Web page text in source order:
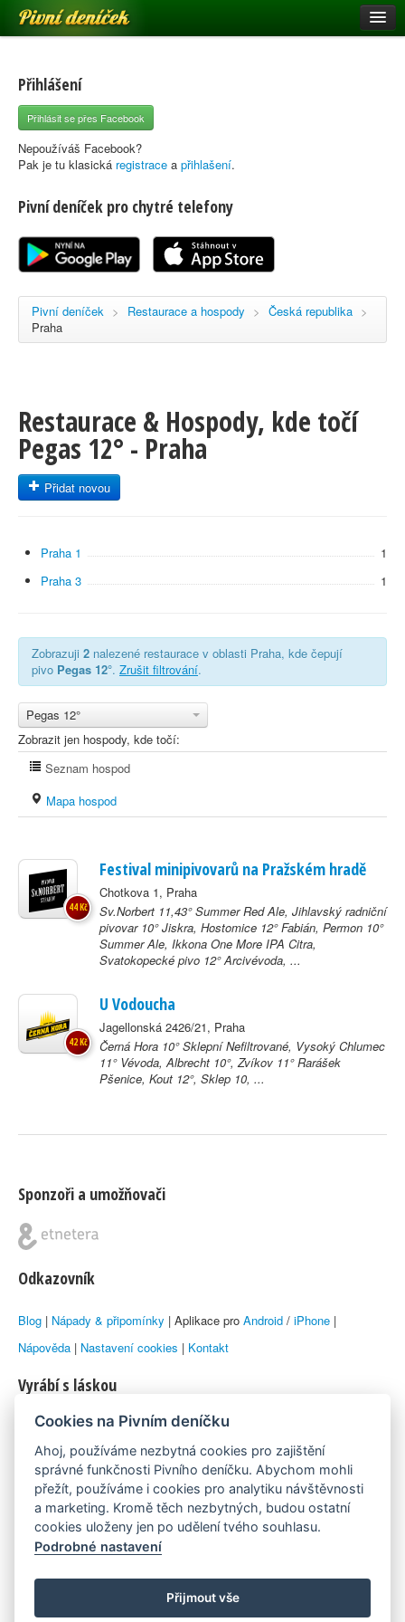
Pivní deníček
Pivní mapa
Pivní značky
Nápověda
Registrace
Přihlášení
Přihlásit se přes Facebook
Nepoužíváš Facebook?
Pak je tu klasická registrace a přihlašení.
Pivní deníček pro chytré telefony
Pivní deníček > Restaurace a hospody > Česká republika >
Praha
Restaurace & Hospody, kde točí
Pegas 12° - Praha
Přidat novou
Praha 1
1
Praha 3
1
Zobrazuji 2 nalezené restaurace v oblasti Praha, kde čepují
pivo Pegas 12°. Zrušit filtrování.
Pegas 12°
Zobrazit jen hospody, kde točí:
Seznam hospod
Mapa hospod
Festival minipivovarů na Pražském hradě
Chotkova 1, Praha
Sv.Norbert 11,43° Summer Red Ale, Jihlavský radniční
pivovar 10° Jiskra, Hostomice 12° Fabián, Permon 10°
Summer Ale, Ikkona One More IPA Citra,
Svatokopecké pivo 12° Arcivévoda, ...
44 Kč
U Vodoucha
Jagellonská 2426/21, Praha
Černá Hora 10° Sklepní Nefiltrované, Vysoký Chlumec
11° Vévoda, Albrecht 10°, Zvíkov 11° Rarášek
Pšenice, Kout 12°, Sklep 10, ...
42 Kč
Sponzoři a umožňovači
Odkazovník
Blog | Nápady & připomínky | Aplikace pro Android / iPhone |
Nápověda | Nastavení cookies | Kontakt
Vyrábí s láskou
© 2010–2026 byLukáš Zemanaka Emka
Máme rádi
Pivní.info
Poznámka pod čarou
Pivní deníček je nezávislý zdroj, který není spjat s žádným
Cookies na Pivním deníčku
Ahoj, používáme nezbytná cookies pro zajištění
správné funkčnosti Pivního deníčku. Abychom mohli
přežít, používáme i cookies pro analytiku návštěvnosti
a marketing. Kromě těch nezbytných, budou ostatní
cookies uloženy jen po udělení tvého souhlasu.
Podrobné nastavení
Přijmout vše